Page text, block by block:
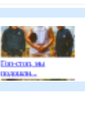
Гоп-стоп, мы
подошли...